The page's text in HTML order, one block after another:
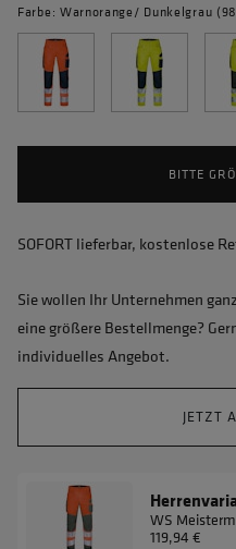
Farbe: Warnorange/ Dunkelgrau
BITTE
SOFORT lieferbar, kostenlose
Sie wollen Ihr Unternehmen
eine größere Bestellmenge?
individuelles Angebot.
JETZT
WS
119,94 €